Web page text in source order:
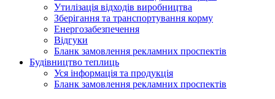
Утилізація відходів виробництва
Зберігання та транспортування корму
Енергозабезпечення
Відгуки
Бланк замовлення рекламних проспектів
Будівництво теплиць
Уся інформація та продукція
Бланк замовлення рекламних проспектів